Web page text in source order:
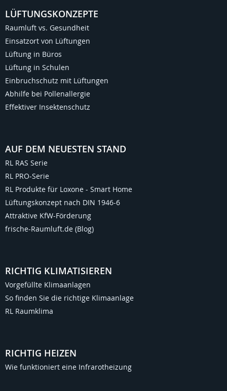
LÜFTUNGSKONZEPTE
Raumluft vs. Gesundheit
Einsatzort von Lüftungen
Lüftung in Büros
Lüftung in Schulen
Einbruchschutz mit Lüftungen
Abhilfe bei Pollenallergie
Effektiver Insektenschutz
AUF DEM NEUESTEN STAND
RL RAS Serie
RL PRO-Serie
RL Produkte für Loxone - Smart Home
Lüftungskonzept nach DIN 1946-6
Attraktive KfW-Förderung
frische-Raumluft.de (Blog)
RICHTIG KLIMATISIEREN
Vorgefüllte Klimaanlagen
So finden Sie die richtige Klimaanlage
RL Raumklima
RICHTIG HEIZEN
Wie funktioniert eine Infrarotheizung